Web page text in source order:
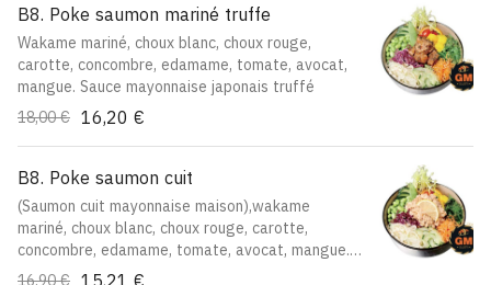
B8. Poke saumon mariné truffe
Wakame mariné, choux blanc, choux rouge,
carotte, concombre, edamame, tomate, avocat,
mangue. Sauce mayonnaise japonais truffé
18,00 € 16,20 €
B8. Poke saumon cuit
(Saumon cuit mayonnaise maison),wakame
mariné, choux blanc, choux rouge, carotte,
concombre, edamame, tomate, avocat, mangue.
Sauce mayonnaise japonaise maison
16,90 € 15,21 €